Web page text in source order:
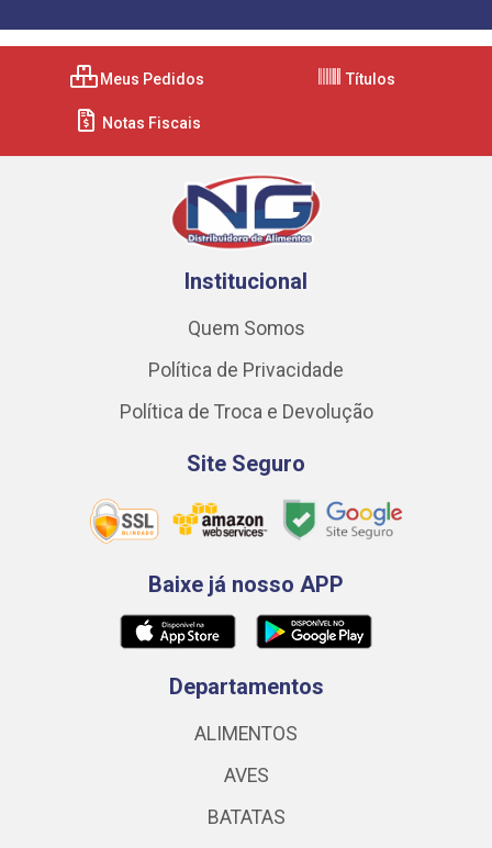
Meus Pedidos Títulos
Notas Fiscais
Institucional
Quem Somos
Política de Privacidade
Política de Troca e Devolução
Site Seguro
Baixe já nosso APP
Departamentos
ALIMENTOS
AVES
BATATAS